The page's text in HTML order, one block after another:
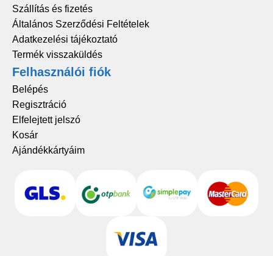
Szállítás és fizetés
Általános Szerződési Feltételek
Adatkezelési tájékoztató
Termék visszaküldés
Felhasználói fiók
Belépés
Regisztráció
Elfelejtett jelszó
Kosár
Ajándékkártyáim